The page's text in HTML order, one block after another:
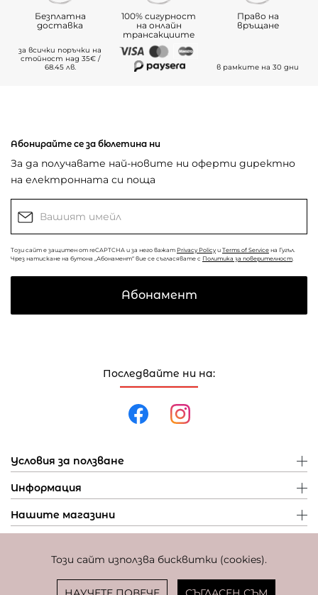
Този сайт използва бисквитки (cookies).
Безплатна
доставка
за всички поръчки на
стойност над 35€ /
68.45 лв.
100% сигурност
на онлайн
трансакциите
Право на
връщане
в рамките на 30 дни
Последвайте ни на:
Условия за ползване
Информация
Нашите магазини
Абонирайте се за бюлетина ни
За да получавате най-новите ни оферти директно
на електронната си поща
Този сайт е защитен от reCAPTCHA и за него важат Privacy Policy и Terms of Service на Гугъл.
Чрез натискане на бутона „Абонамент“ вие се съгласявате с Политика за поверителност
Абонамент
Фиксиран курс за превалутиране: 1 EUR = 1,95583 BGN